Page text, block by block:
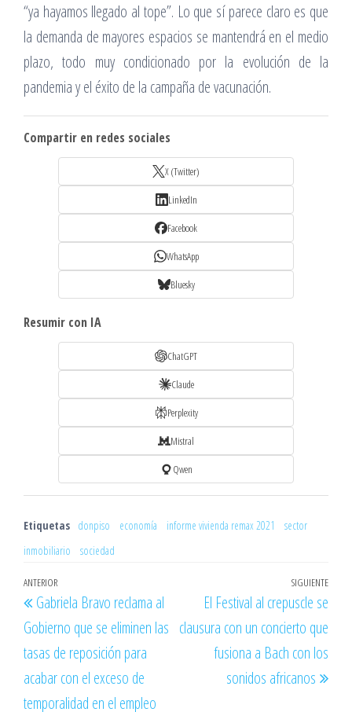
“ya hayamos llegado al tope”. Lo que sí parece claro es que
la demanda de mayores espacios se mantendrá en el medio
plazo, todo muy condicionado por la evolución de la
pandemia y el éxito de la campaña de vacunación.
Compartir en redes sociales
X (Twitter)
LinkedIn
Facebook
WhatsApp
Bluesky
Resumir con IA
ChatGPT
Claude
Perplexity
Mistral
Qwen
Etiquetas donpiso economía informe vivienda remax 2021
sector
inmobiliario
sociedad
Navegación
de
entradas
Entrada
anterior
ANTERIOR
Gabriela Bravo reclama al
Gobierno que se eliminen las
tasas de reposición para
acabar con el exceso de
temporalidad en el empleo
SIGUIENTE
El Festival al crepuscle se
clausura con un concierto que
fusiona a Bach con los
sonidos africanos